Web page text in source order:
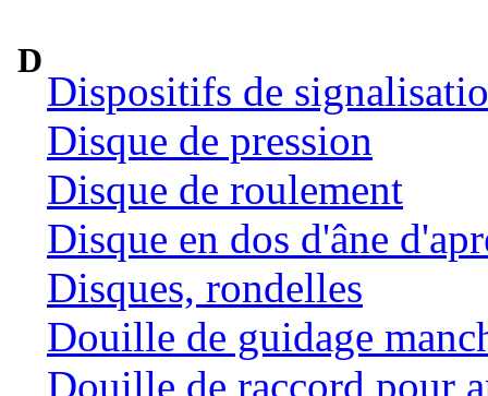
D
Dispositifs de
Disque de pression
Disque de roulement
Disque en dos d'âne
Disques, rondelles
Douille de guidage
Douille de raccord pour